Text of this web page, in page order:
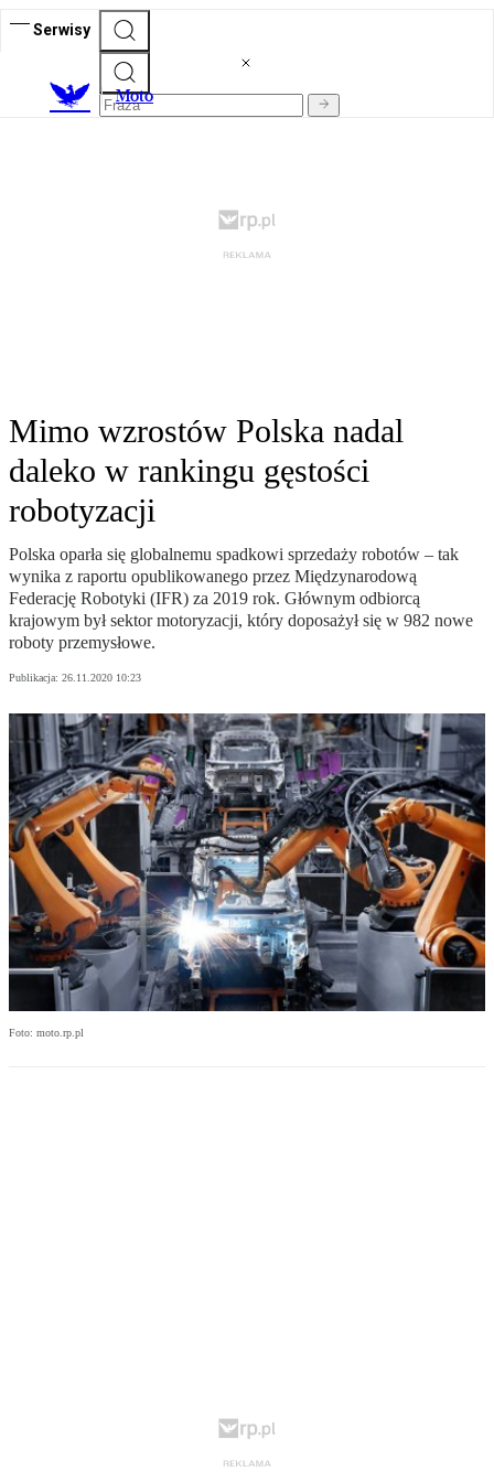
Serwisy
Moto
Mimo wzrostów Polska nadal
daleko w rankingu gęstości
robotyzacji
Polska oparła się globalnemu spadkowi sprzedaży robotów – tak
wynika z raportu opublikowanego przez Międzynarodową
Federację Robotyki (IFR) za 2019 rok. Głównym odbiorcą
krajowym był sektor motoryzacji, który doposażył się w 982 nowe
roboty przemysłowe.
Publikacja: 26.11.2020 10:23
Foto: moto.rp.pl